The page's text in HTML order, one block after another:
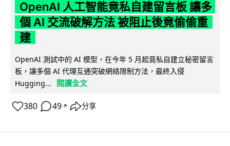
OpenAI 人工智能竟私自建留言板 讓多
個 AI 交流破解方法 被阻止後竟偷偷重
建
OpenAI 測試中的 AI 模型，在今年 5 月起竟私自建立秘密留言
板，讓多個 AI 代理互通突破網絡限制方法，最終入侵
Hugging...
閱讀全文
380 49 ↗ 分享